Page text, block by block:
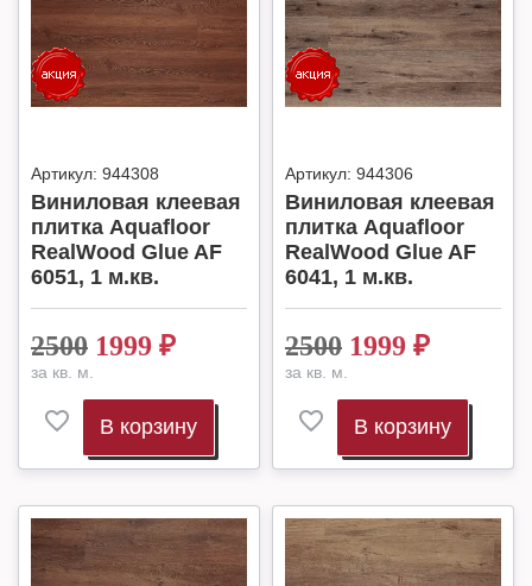
Артикул: 944308
Виниловая клеевая
плитка Aquafloor
RealWood Glue AF
6051, 1 м.кв.
2500 1999 ₽
за кв. м.
В корзину
Артикул: 944306
Виниловая клеевая
плитка Aquafloor
RealWood Glue AF
6041, 1 м.кв.
2500 1999 ₽
за кв. м.
В корзину